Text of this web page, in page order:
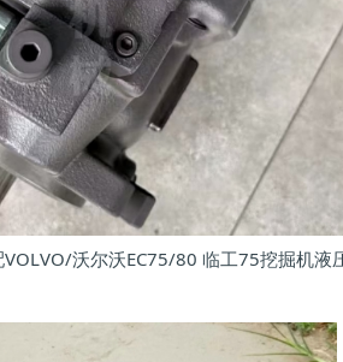
VOLVO/沃尔沃EC75/80 临工75挖掘机液